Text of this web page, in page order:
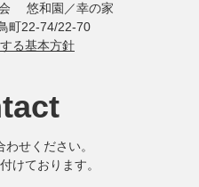
悠和園／幸の家
町22-74/22-70
る基本方針
せください。
けております。